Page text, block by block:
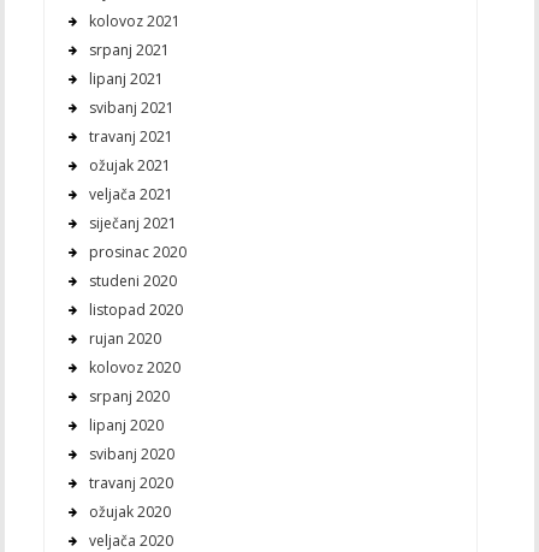
kolovoz 2021
srpanj 2021
lipanj 2021
svibanj 2021
travanj 2021
ožujak 2021
veljača 2021
siječanj 2021
prosinac 2020
studeni 2020
listopad 2020
rujan 2020
kolovoz 2020
srpanj 2020
lipanj 2020
svibanj 2020
travanj 2020
ožujak 2020
veljača 2020